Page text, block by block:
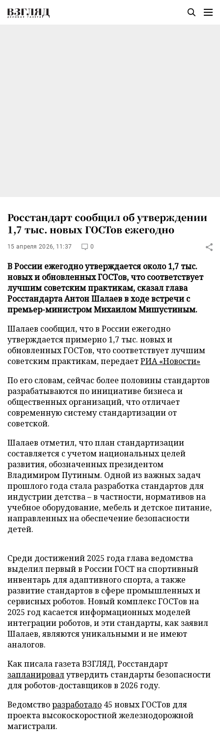
Росстандарт сообщил об утверждении
1,7 тыс. новых ГОСТов ежегодно
15 апреля 2026, 11:37 0
В России ежегодно утверждается около 1,7 тыс.
новых и обновленных ГОСТов, что соответствует
лучшим советским практикам, сказал глава
Росстандарта Антон Шалаев в ходе встречи с
премьер-министром Михаилом Мишустиным.
Шалаев сообщил, что в России ежегодно
утверждается примерно 1,7 тыс. новых и
обновленных ГОСТов, что соответствует лучшим
советским практикам, передаетРИА «Новости»
По его словам, сейчас более половины стандартов
разрабатываются по инициативе бизнеса и
общественных организаций, что отличает
современную систему стандартизации от
советской.
Шалаев отметил, что план стандартизации
составляется с учетом национальных целей
развития, обозначенных президентом
Владимиром Путиным. Одной из важных задач
прошлого года стала разработка стандартов для
индустрии детства – в частности, нормативов на
учебное оборудование, мебель и детское питание,
направленных на обеспечение безопасности
детей.
Среди достижений 2025 года глава ведомства
выделил первый в России ГОСТ на спортивный
инвентарь для адаптивного спорта, а также
развитие стандартов в сфере промышленных и
сервисных роботов. Новый комплекс ГОСТов на
2025 год касается информационных моделей
интеграции роботов, и эти стандарты, как заявил
Шалаев, являются уникальными и не имеют
аналогов.
Как писала газета ВЗГЛЯД, Росстандарт
запланировалутвердить стандарты безопасности
для роботов-доставщиков в 2026 году.
Ведомстворазработало 45 новых ГОСТов для
проекта высокоскоростной железнодорожной
магистрали.